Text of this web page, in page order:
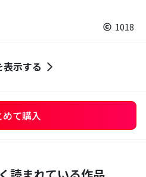
1018
示する
めて購入